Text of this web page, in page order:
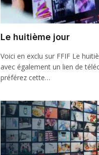
Le huitième jour
Voici en exclu sur FFIF Le
avec également un lien de
préférez cette…